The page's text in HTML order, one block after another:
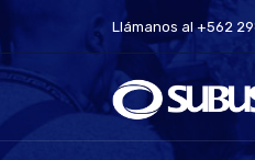
Llámanos al +562